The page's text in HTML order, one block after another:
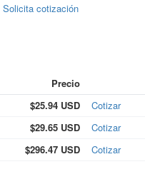
Solicita cotización
Precio
$25.94 USD
Cotizar
$29.65 USD
Cotizar
$296.47 USD Cotizar